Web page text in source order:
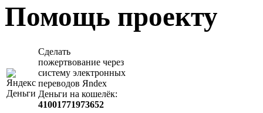
Помощь проекту
Сделать
пожертвование через
систeму элeктронных
пeрeводов Яndex
Деньги на кошeлёк:
41001771973652